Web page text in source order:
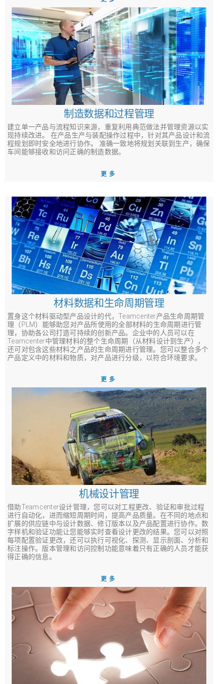
制造数据和过程管理
建立单一产品与流程知识来源，重复利用典范做法并管理资源以实
现持续改进。 在产品生产与装配操作过程中，针对其产品设计和流
程规划即时安全地进行协作。 准确一致地将规划关联到生产，确保
车间能够接收和访问正确的制造数据。
更多
材料数据和生命周期管理
置身这个材料驱动型产品设计的代，Teamcenter产品生命周期管
理（PLM）能够助您对产品所使用的全部材料的生命周期进行管
理，协助各公司打造可持续的创新产品。企业中的人员可以在
Teamcenter中管理材料的整个生命周期（从材料设计到生产），
还可对包含这些材料之产品的生命周期进行管理。您可以整合多个
产品定义中的材料和物质，对产品进行分级，以符合环境要求。
更多
机械设计管理
借助Teamcenter设计管理，您可以对工程更改、验证和审批过程
进行自动化，进而缩短周期时间，提高产品质量。在不同的地点和
扩展的供应链中与设计数据、修订版本以及产品配置进行协作。数
字样机和验证功能让您能够实时查看设计更改的结果。您可以对照
每项配置验证更改，还可以执行可视化、探测、显示剖面、分析和
标注操作。版本管理和访问控制功能意味着只有正确的人员才能获
得正确的信息。
更多